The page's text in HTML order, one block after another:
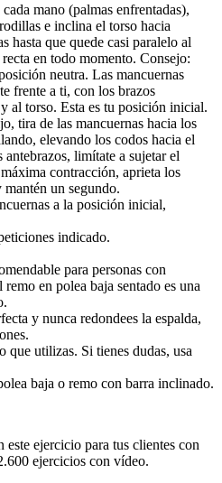
mano (palmas enfrentadas),
e inclina el torso hacia
hasta que quede casi paralelo al
en todo momento. Consejo:
neutra. Las mancuernas
frente a ti, con los brazos
al torso. Esta es tu posición inicial.
tira de las mancuernas hacia los
elevando los codos hacia el
limítate a sujetar el
contracción, aprieta los
un segundo.
a la posición inicial,
indicado.
para personas con
en polea baja sentado es una
y nunca redondees la espalda,
que utilizas. Si tienes dudas, usa
baja o remo con barra inclinado.
este ejercicio para tus clientes con
ejercicios con vídeo.